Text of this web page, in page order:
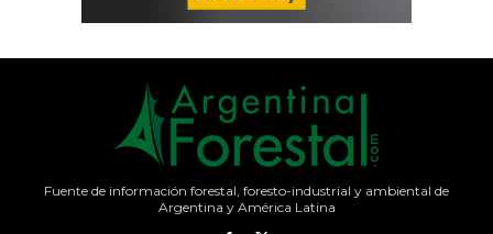
Fuente de información forestal, foresto-industrial y ambiental de
Argentina y América Latina